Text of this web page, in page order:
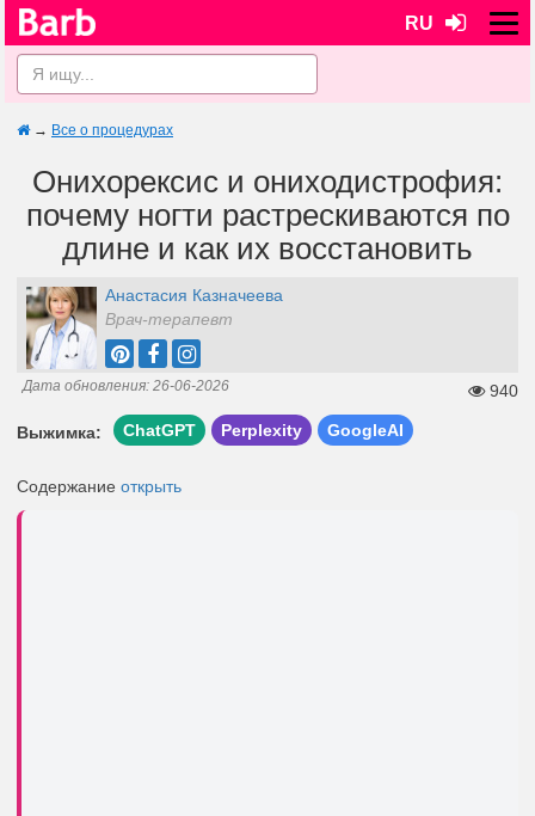
RU
→ Все о процедурах
Онихорексис и ониходистрофия:
почему ногти растрескиваются по
длине и как их восстановить
Анастасия Казначеева
Врач-терапевт
Дата обновления: 26-06-2026 940
Выжимка: ChatGPT Perplexity GoogleAI
Содержание открыть